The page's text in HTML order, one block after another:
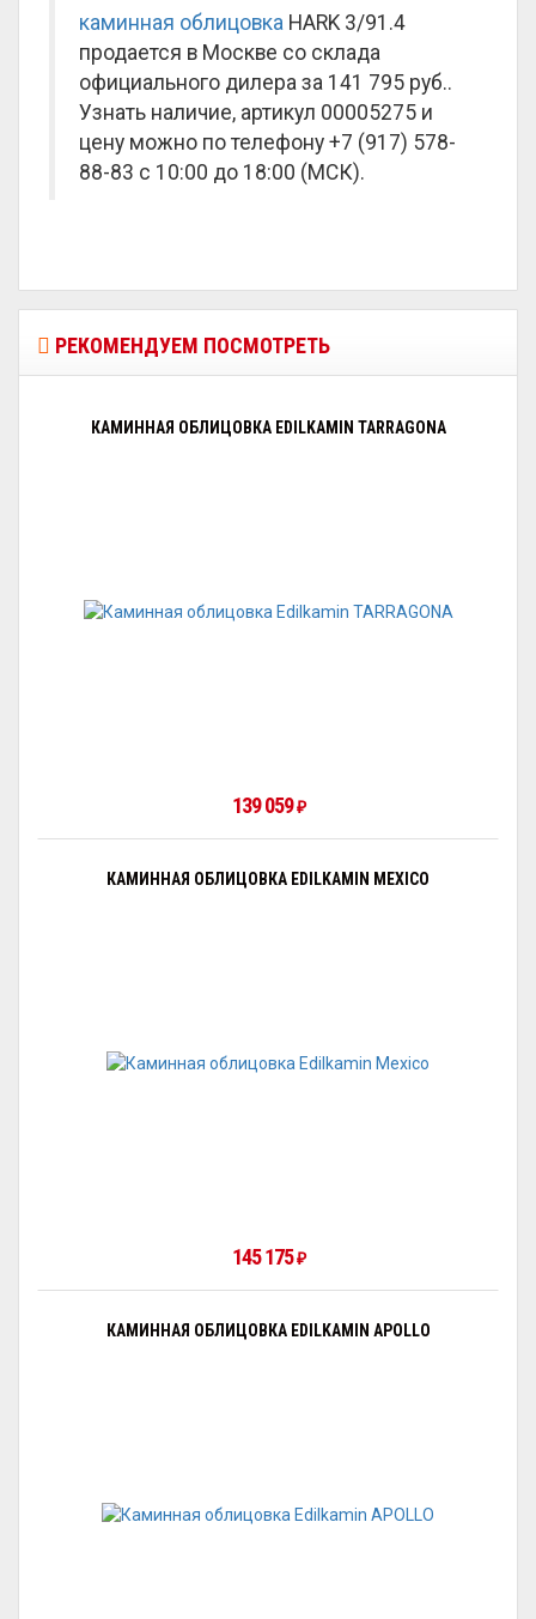
каминная облицовка HARK 3/91.4
продается в Москве со склада
официального дилера за 141 795 руб..
Узнать наличие, артикул 00005275 и
цену можно по телефону +7 (917) 578-
88-83 с 10:00 до 18:00 (МСК).
РЕКОМЕНДУЕМ ПОСМОТРЕТЬ
КАМИННАЯ ОБЛИЦОВКА EDILKAMIN TARRAGONA
139 059₽
КАМИННАЯ ОБЛИЦОВКА EDILKAMIN MEXICO
145 175₽
КАМИННАЯ ОБЛИЦОВКА EDILKAMIN APOLLO